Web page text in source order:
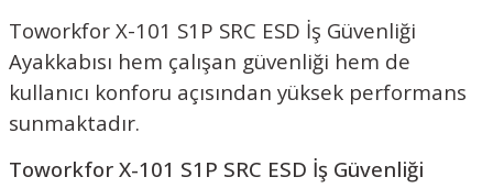
Toworkfor X-101 S1P SRC ESD İş Güvenliği
Ayakkabısı hem çalışan güvenliği hem de
kullanıcı konforu açısından yüksek performans
sunmaktadır.
Toworkfor X-101 S1P SRC ESD İş Güvenliği